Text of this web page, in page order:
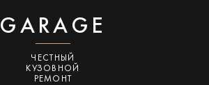
GARAGE
ЧЕСТНЫЙ
КУЗОВНОЙ
РЕМОНТ